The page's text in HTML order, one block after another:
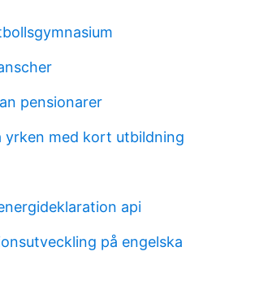
pensionarer
yrken med kort utbildning
api
på engelska